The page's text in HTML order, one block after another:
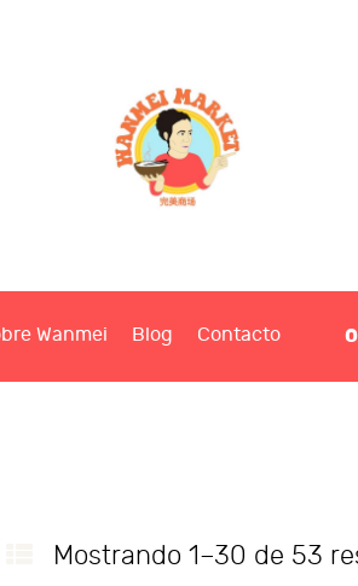
Wanmei Blog Contacto 0
WANMEI
Mostrando 1–30 de 53